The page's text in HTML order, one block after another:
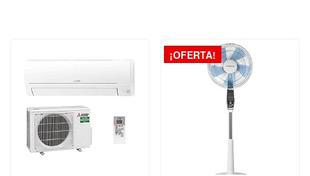
¡OFERTA!